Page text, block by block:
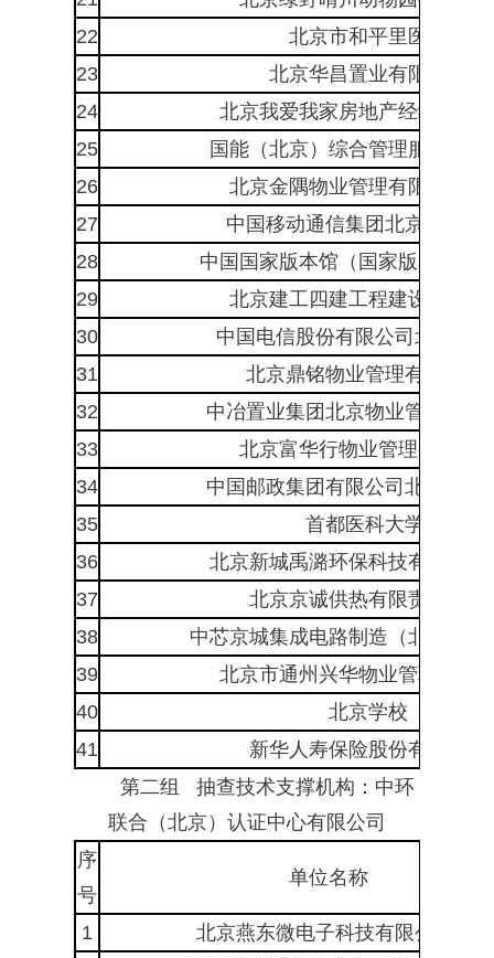
22
北京市和平里医院
23
北京华昌置业有限公司
24
北京我爱我家房地产经纪有限
25
国能（北京）综合管理服务有限
26
北京金隅物业管理有限责任公
27
中国移动通信集团北京有限公
28
中国国家版本馆（国家版本数据
29
北京建工四建工程建设有限公
30
中国电信股份有限公司北京分
31
北京鼎铭物业管理有限公司*
32
中冶置业集团北京物业管理有限
33
北京富华行物业管理有限公
34
中国邮政集团有限公司北京市分
35
首都医科大学*
36
北京新城禹潞环保科技有限责任
37
北京京诚供热有限责任公司
38
中芯京城集成电路制造（北京）有
39
北京市通州兴华物业管理有限
40
北京学校
41
新华人寿保险股份有限公司
第二组 抽查技术支撑机构：中环
联合（北京）认证中心有限公司
序
号
单位名称
1
北京燕东微电子科技有限公司*